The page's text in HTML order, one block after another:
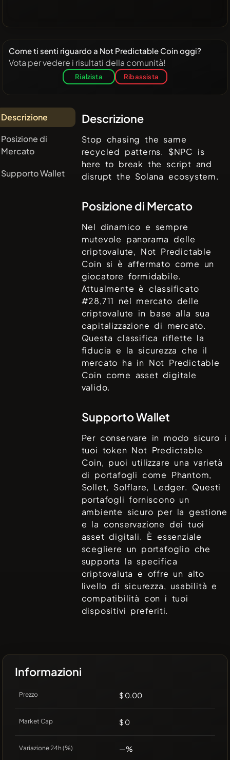
Come ti senti riguardo a Not Predictable Coin oggi?
Vota per vedere i risultati della comunità!
Rialzista Ribassista
Descrizione
Posizione di
Mercato
Supporto Wallet
Descrizione
Stop chasing the same
recycled patterns. $NPC is
here to break the script and
disrupt the Solana ecosystem.
Posizione di Mercato
Nel dinamico e sempre
mutevole panorama delle
criptovalute, Not Predictable
Coin si è affermato come un
giocatore formidabile.
Attualmente è classificato
#28,711 nel mercato delle
criptovalute in base alla sua
capitalizzazione di mercato.
Questa classifica riflette la
fiducia e la sicurezza che il
mercato ha in Not Predictable
Coin come asset digitale
valido.
Supporto Wallet
Per conservare in modo sicuro i
tuoi token Not Predictable
Coin, puoi utilizzare una varietà
di portafogli come Phantom,
Sollet, Solflare, Ledger. Questi
portafogli forniscono un
ambiente sicuro per la gestione
e la conservazione dei tuoi
asset digitali. È essenziale
scegliere un portafoglio che
supporta la specifica
criptovaluta e offre un alto
livello di sicurezza, usabilità e
compatibilità con i tuoi
dispositivi preferiti.
Informazioni
Prezzo $ 0.00
Market Cap $ 0
Variazione 24h (%) —%